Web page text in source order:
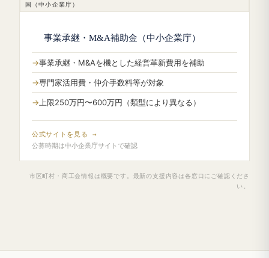
国（中小企業庁）
事業承継・M&A補助金（中小企業庁）
事業承継・M&Aを機とした経営革新費用を補助
専門家活用費・仲介手数料等が対象
上限250万円〜600万円（類型により異なる）
公式サイトを見る →
公募時期は中小企業庁サイトで確認
市区町村・商工会情報は概要です。最新の支援内容は各窓口にご確認くださ
い。